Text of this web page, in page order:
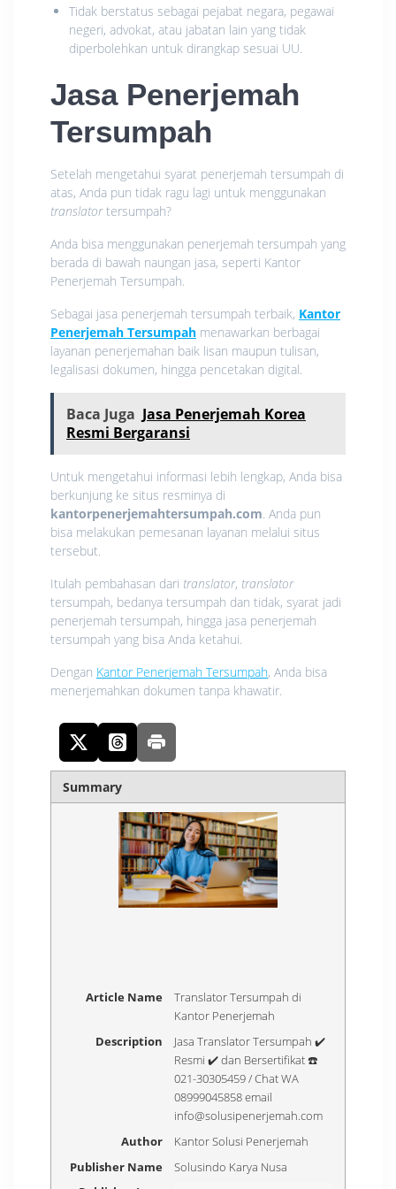
Tidak berstatus sebagai pejabat negara, pegawai
negeri, advokat, atau jabatan lain yang tidak
diperbolehkan untuk dirangkap sesuai UU.
Jasa Penerjemah
Tersumpah
Setelah mengetahui syarat penerjemah tersumpah di
atas, Anda pun tidak ragu lagi untuk menggunakan
translatortersumpah?
Anda bisa menggunakan penerjemah tersumpah yang
berada di bawah naungan jasa, seperti Kantor
Penerjemah Tersumpah.
Sebagai jasa penerjemah tersumpah terbaik, Kantor
Penerjemah Tersumpah menawarkan berbagai
layanan penerjemahan baik lisan maupun tulisan,
legalisasi dokumen, hingga pencetakan digital.
Baca Juga Jasa Penerjemah Korea
Resmi Bergaransi
Untuk mengetahui informasi lebih lengkap, Anda bisa
berkunjung ke situs resminya di
kantorpenerjemahtersumpah.com. Anda pun
bisa melakukan pemesanan layanan melalui situs
tersebut.
Itulah pembahasan dari translator, translator
tersumpah, bedanya tersumpah dan tidak, syarat jadi
penerjemah tersumpah, hingga jasa penerjemah
tersumpah yang bisa Anda ketahui.
Dengan Kantor Penerjemah Tersumpah, Anda bisa
menerjemahkan dokumen tanpa khawatir.
Summary
Article Name
Translator Tersumpah di
Kantor Penerjemah
Description
Jasa Translator Tersumpah ✔️
Resmi ✔️ dan Bersertifikat ☎️
021-30305459 / Chat WA
08999045858 email
info@solusipenerjemah.com
Author
Kantor Solusi Penerjemah
Publisher Name
Solusindo Karya Nusa